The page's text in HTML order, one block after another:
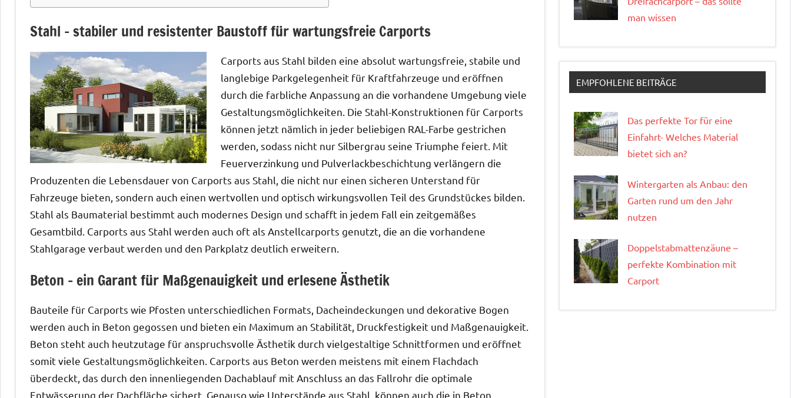
Stahl – stabiler und resistenter Baustoff für wartungsfreie Carports
Carports aus Stahl bilden eine absolut wartungsfreie, stabile und
langlebige Parkgelegenheit für Kraftfahrzeuge und eröffnen
durch die farbliche Anpassung an die vorhandene Umgebung viele
Gestaltungsmöglichkeiten. Die Stahl-Konstruktionen für Carports
können jetzt nämlich in jeder beliebigen RAL-Farbe gestrichen
werden, sodass nicht nur Silbergrau seine Triumphe feiert. Mit
Feuerverzinkung und Pulverlackbeschichtung verlängern die
Produzenten die Lebensdauer von Carports aus Stahl, die nicht nur einen sicheren Unterstand für
Fahrzeuge bieten, sondern auch einen wertvollen und optisch wirkungsvollen Teil des Grundstückes bilden.
Stahl als Baumaterial bestimmt auch modernes Design und schafft in jedem Fall ein zeitgemäßes
Gesamtbild. Carports aus Stahl werden auch oft als Anstellcarports genutzt, die an die vorhandene
Stahlgarage verbaut werden und den Parkplatz deutlich erweitern.
Beton – ein Garant für Maßgenauigkeit und erlesene Ästhetik
Bauteile für Carports wie Pfosten unterschiedlichen Formats, Dacheindeckungen und dekorative Bogen
werden auch in Beton gegossen und bieten ein Maximum an Stabilität, Druckfestigkeit und Maßgenauigkeit.
Beton steht auch heutzutage für anspruchsvolle Ästhetik durch vielgestaltige Schnittformen und eröffnet
somit viele Gestaltungsmöglichkeiten. Carports aus Beton werden meistens mit einem Flachdach
überdeckt, das durch den innenliegenden Dachablauf mit Anschluss an das Fallrohr die optimale
Entwässerung der Dachfläche sichert. Genauso wie Unterstände aus Stahl, können auch die in Beton
man wissen
EMPFOHLENE BEITRÄGE
Das perfekte Tor für eine
Einfahrt- Welches Material
bietet sich an?
Wintergarten als Anbau: den
Garten rund um den Jahr
nutzen
Doppelstabmattenzäune –
perfekte Kombination mit
Carport